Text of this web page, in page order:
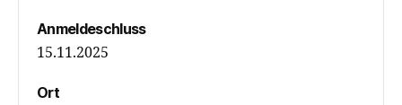
Anmeldeschluss
15.11.2025
Ort